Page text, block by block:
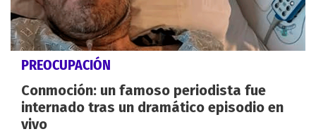
PREOCUPACIÓN
Conmoción: un famoso periodista fue
internado tras un dramático episodio en
vivo